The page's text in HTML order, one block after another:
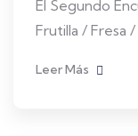
El Segundo
Frutilla / Fresa
Leer Más